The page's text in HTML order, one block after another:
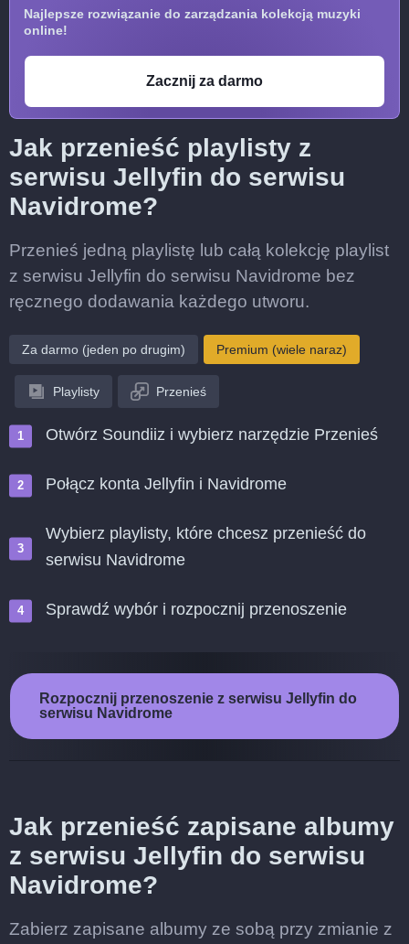
Najlepsze rozwiązanie do zarządzania kolekcją muzyki
online!
Zacznij za darmo
Jak przenieść playlisty z
serwisu Jellyfin do serwisu
Navidrome?
Przenieś jedną playlistę lub całą kolekcję playlist
z serwisu Jellyfin do serwisu Navidrome bez
ręcznego dodawania każdego utworu.
Za darmo (jeden po drugim) Premium (wiele naraz)
Playlisty Przenieś
Otwórz Soundiiz i wybierz narzędzie Przenieś
Połącz konta Jellyfin i Navidrome
Wybierz playlisty, które chcesz przenieść do
serwisu Navidrome
Sprawdź wybór i rozpocznij przenoszenie
Rozpocznij przenoszenie z serwisu Jellyfin do
serwisu Navidrome
Jak przenieść zapisane albumy
z serwisu Jellyfin do serwisu
Navidrome?
Zabierz zapisane albumy ze sobą przy zmianie z